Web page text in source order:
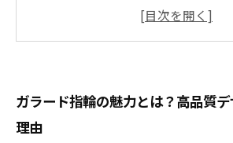
保存状態の重要性を見逃すな！
高価買取を実現する方法
ガラード指輪の魅力とは？高品質
理由